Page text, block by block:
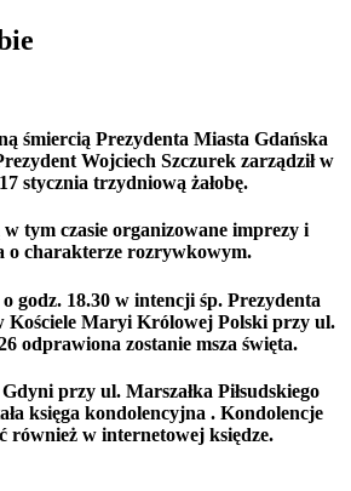
śmiercią Prezydenta Miasta Gdańska
Wojciech Szczurek zarządził w
stycznia trzydniową żałobę.
tym czasie organizowane imprezy i
o charakterze rozrywkowym.
godz. 18.30 w intencji śp. Prezydenta
Kościele Maryi Królowej Polski przy ul.
odprawiona zostanie msza święta.
przy ul. Marszałka Piłsudskiego
księga kondolencyjna . Kondolencje
również w internetowej księdze.